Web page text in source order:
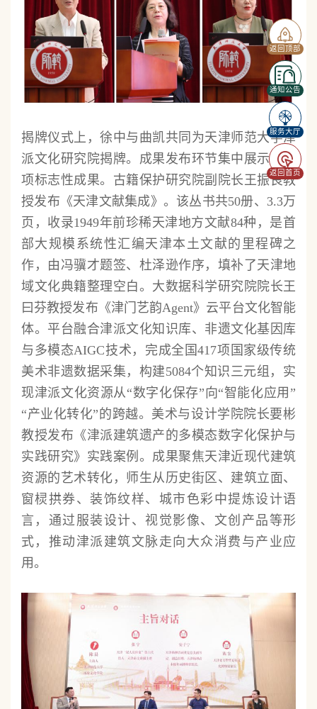
返回顶部
通知公告
服务大厅
返回首页
揭牌仪式上，徐中与曲凯共同为天津师范大学津
派文化研究院揭牌。成果发布环节集中展示了三
项标志性成果。古籍保护研究院副院长王振良教
授发布《天津文献集成》。该丛书共50册、3.3万
页，收录1949年前珍稀天津地方文献84种，是首
部大规模系统性汇编天津本土文献的里程碑之
作，由冯骥才题签、杜泽逊作序，填补了天津地
域文化典籍整理空白。大数据科学研究院院长王
曰芬教授发布《津门艺韵Agent》云平台文化智能
体。平台融合津派文化知识库、非遗文化基因库
与多模态AIGC技术，完成全国417项国家级传统
美术非遗数据采集，构建5084个知识三元组，实
现津派文化资源从“数字化保存”向“智能化应用”
“产业化转化”的跨越。美术与设计学院院长要彬
教授发布《津派建筑遗产的多模态数字化保护与
实践研究》实践案例。成果聚焦天津近现代建筑
资源的艺术转化，师生从历史街区、建筑立面、
窗棂拱券、装饰纹样、城市色彩中提炼设计语
言，通过服装设计、视觉影像、文创产品等形
式，推动津派建筑文脉走向大众消费与产业应
用。